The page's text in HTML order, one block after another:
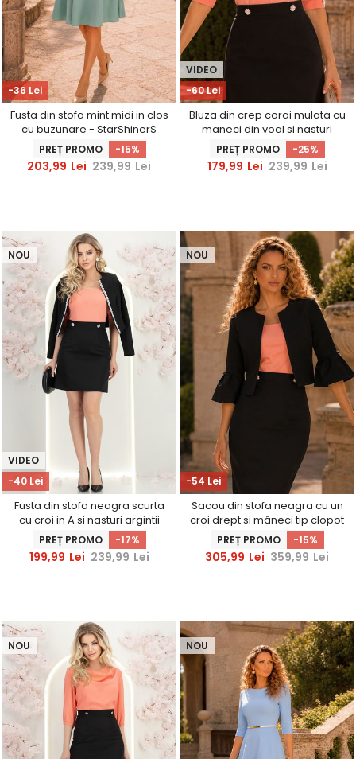
-36 Lei
Fusta din stofa mint midi in clos
cu buzunare - StarShinerS
PREȚ PROMO -15%
203,99 Lei 239,99 Lei
-60 Lei
VIDEO
Bluza din crep corai mulata cu
maneci din voal si nasturi
decorativi- StarShinerS
PREȚ PROMO -25%
179,99 Lei 239,99 Lei
-40 Lei
VIDEO
NOU
Fusta din stofa neagra scurta
cu croi in A si nasturi argintii
decorativi - StarShinerS
PREȚ PROMO -17%
199,99 Lei 239,99 Lei
-54 Lei
NOU
Sacou din stofa neagra cu un
croi drept si mâneci tip clopot
- StarShinerS
PREȚ PROMO -15%
305,99 Lei 359,99 Lei
NOU NOU